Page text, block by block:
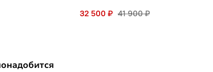
32 500 ₽ 41 900 ₽